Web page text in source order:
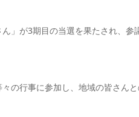
」が3期目の当選を果たされ、
の行事に参加し、地域の皆さんと